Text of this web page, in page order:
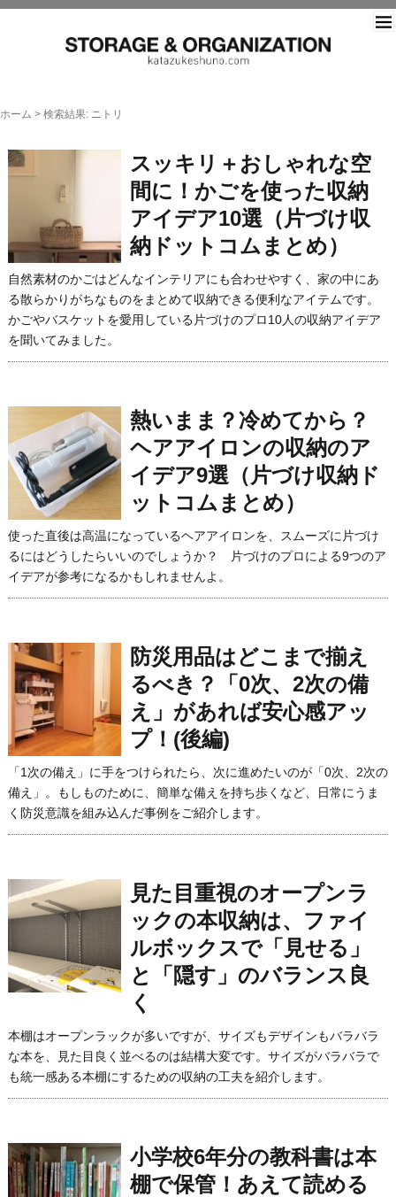
ホーム > 検索結果: ニトリ
スッキリ＋おしゃれな空
間に！かごを使った収納
アイデア10選（片づけ収
納ドットコムまとめ）
自然素材のかごはどんなインテリアにも合わせやすく、家の中にあ
る散らかりがちなものをまとめて収納できる便利なアイテムです。
かごやバスケットを愛用している片づけのプロ10人の収納アイデア
を聞いてみました。
熱いまま？冷めてから？
ヘアアイロンの収納のア
イデア9選（片づけ収納ド
ットコムまとめ）
使った直後は高温になっているヘアアイロンを、スムーズに片づけ
るにはどうしたらいいのでしょうか？ 片づけのプロによる9つのア
イデアが参考になるかもしれませんよ。
防災用品はどこまで揃え
るべき？「0次、2次の備
え」があれば安心感アッ
プ！(後編)
「1次の備え」に手をつけられたら、次に進めたいのが「0次、2次の
備え」。もしものために、簡単な備えを持ち歩くなど、日常にうま
く防災意識を組み込んだ事例をご紹介します。
見た目重視のオープンラ
ックの本収納は、ファイ
ルボックスで「見せる」
と「隠す」のバランス良
く
本棚はオープンラックが多いですが、サイズもデザインもバラバラ
な本を、見た目良く並べるのは結構大変です。サイズがバラバラで
も統一感ある本棚にするための収納の工夫を紹介します。
小学校6年分の教科書は本
棚で保管！あえて読める